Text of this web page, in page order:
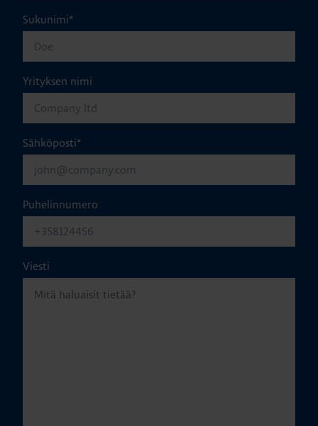
Sukunimi*
Yrityksen nimi
Sähköposti*
Puhelinnumero
Viesti